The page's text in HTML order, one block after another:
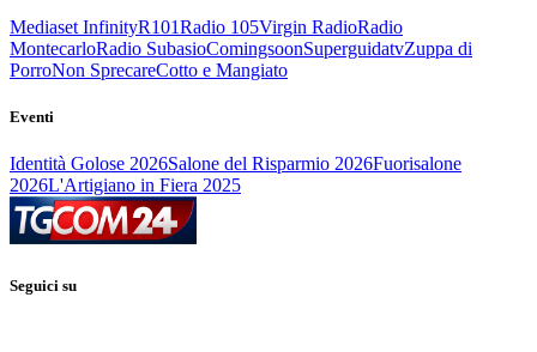
Mediaset InfinityR101Radio 105Virgin RadioRadio
MontecarloRadio SubasioComingsoonSuperguidatvZuppa di
PorroNon SprecareCotto e Mangiato
Eventi
Identità Golose 2026Salone del Risparmio 2026Fuorisalone
2026L'Artigiano in Fiera 2025
Seguici su